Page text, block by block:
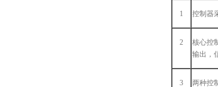
1 控制器
2 核心控
输出，
3 两种控